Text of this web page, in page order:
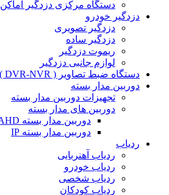
دستگاه مرکزی دزدگیر اماکن
دزدگیر خودرو
دزدگیر تصویری
دزدگیر ساده
ریموت دزدگیر
لوازم جانبی دزدگیر
دستگاه ضبط تصاویر ( DVR-NVR )
دوربین مدار بسته
تجهیزات دوربین مدار بسته
دوربین های مدار بسته
دوربین مدار بسته AHD
دوربین مدار بسته IP
ردیاب
ردیاب آهنربایی
ردیاب خودرو
ردیاب شخصی
ردیاب کودکان